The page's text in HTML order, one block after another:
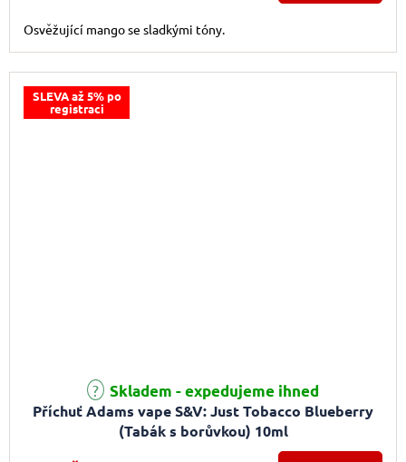
Osvěžující mango se sladkými tóny.
SLEVA až 5% po
registraci
Příchuť Adams vape S&V: Just Tobacco Blueberry
(Tabák s borůvkou) 10ml
Skladem - expedujeme ihned